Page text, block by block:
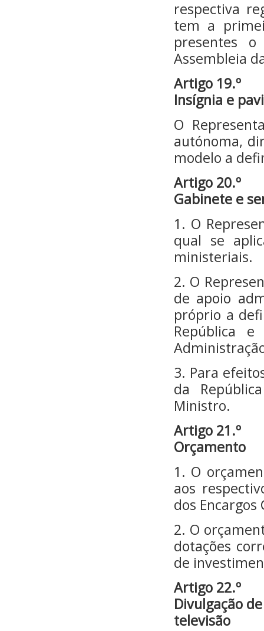
respectiva
tem a
presentes
Assembleia
Artigo 19.º
Insígnia e
O
autónoma,
modelo a
Artigo 20.º
Gabinete e
1. O
qual se
ministeriais.
2. O
de apoio
próprio a
República
3. Para
da
Ministro.
Artigo 21.º
Orçamento
1. O
aos
dos Encargos
2. O
dotações
de
Artigo 22.º
Divulgação
televisão